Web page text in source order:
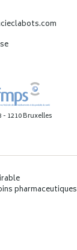
1210 Bruxelles
pharmaceutiques